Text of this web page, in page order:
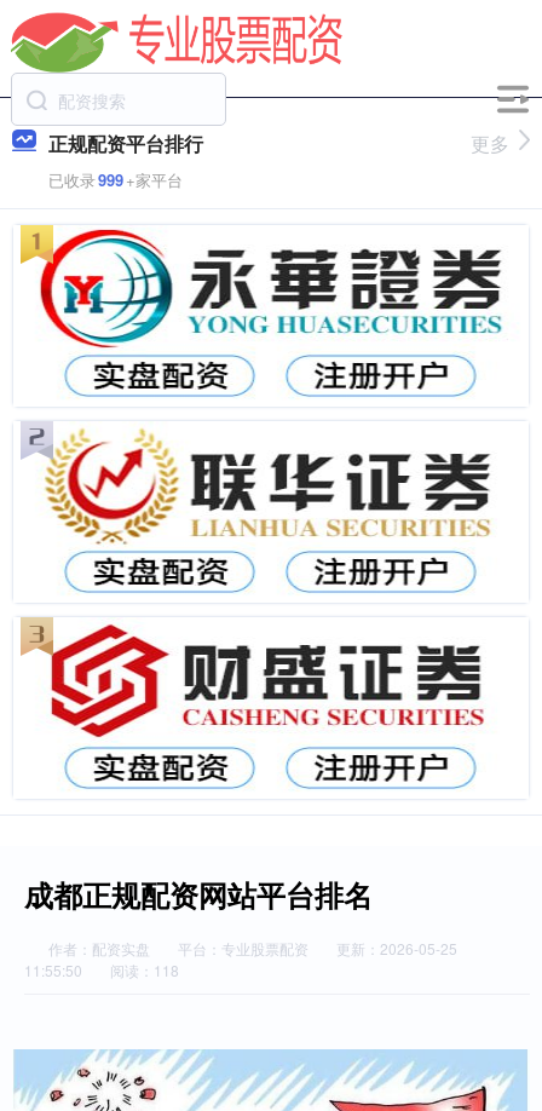
正规配资平台排行
已收录999+家平台
更多
成都正规配资网站平台排名
作者：配资实盘 平台：专业股票配资
更新：2026-05-25
11:55:50
阅读：118